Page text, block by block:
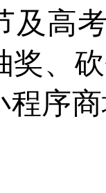
及高
奖、
序